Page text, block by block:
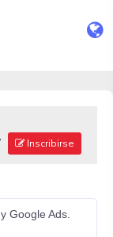
Inscribirse
Google Ads.